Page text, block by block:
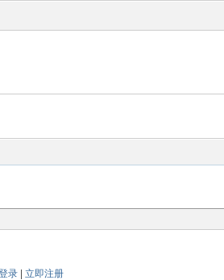
录 立即注册